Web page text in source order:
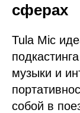
сферах
Tula Mic
музыки и
собой в